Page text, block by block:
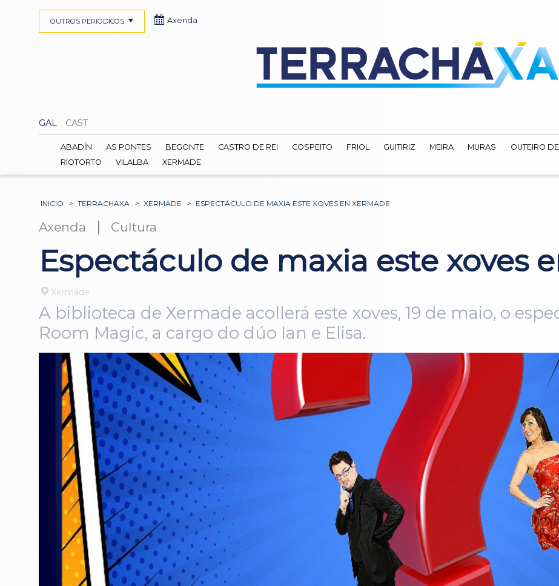
GAL CAST
OUTROS PERIÓDICOS Axenda
ABADÍN AS PONTES BEGONTE CASTRO DE REI COSPEITO FRIOL GUITIRIZ MEIRA MURAS OUTEIRO
RIOTORTO
VILALBA XERMADE
INICIO > TERRACHAXA > XERMADE > ESPECTÁCULO DE MAXIA ESTE XOVES EN XERMADE
Axenda | Cultura
Espectáculo de maxia este xoves
Xermade
A biblioteca de Xermade acollerá este xoves, 19 de maio, o
Room Magic, a cargo do dúo Ian e Elisa.